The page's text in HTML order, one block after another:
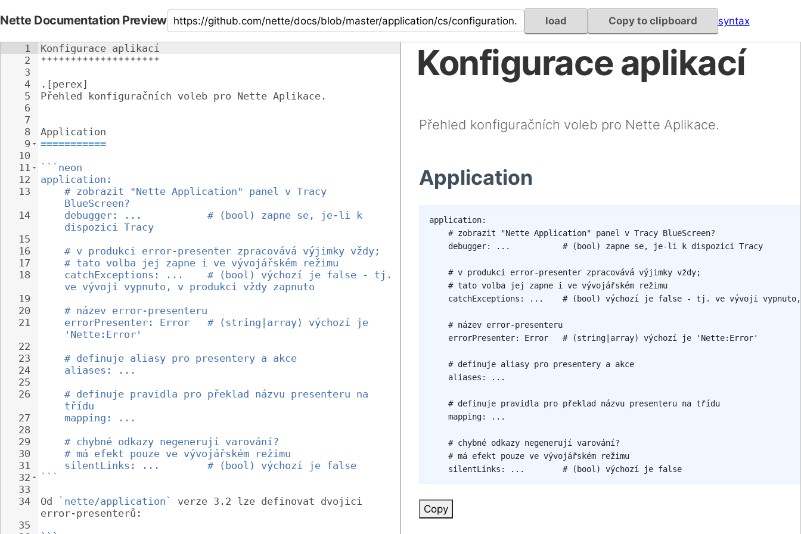
Nette Documentation Preview load Copy to clipboard syntax
1
2
3
4
5
6
7
8
9
10
11
12
13
14
15
16
17
18
19
20
21
22
23
24
25
26
27
28
29
30
31
32
33
34
35
Konfigurace aplikací
********************
.[perex]
Přehled konfiguračních voleb pro Nette Aplikace.
Application
===========
```neon
application:
# zobrazit "Nette Application" panel v Tracy
BlueScreen?
debugger: ...           # (bool) zapne se, je-li k
dispozici Tracy
# v produkci error-presenter zpracovává výjimky vždy;
# tato volba jej zapne i ve vývojářském režimu
catchExceptions: ...    # (bool) výchozí je false - tj.
ve vývoji vypnuto, v produkci vždy zapnuto
# název error-presenteru
errorPresenter: Error   # (string|array) výchozí je
'Nette:Error'
# definuje aliasy pro presentery a akce
aliases: ...
# definuje pravidla pro překlad názvu presenteru na
třídu
mapping: ...
# chybné odkazy negenerují varování?
# má efekt pouze ve vývojářském režimu
silentLinks: ...        # (bool) výchozí je false
```
Od
`nette/application`
verze 3.2 lze definovat dvojici
error-presenterů:
Konfigurace aplikací
Přehled konfiguračních voleb pro Nette Aplikace.
Application
application:
# zobrazit "Nette Application" panel v Tracy BlueScreen?
debugger: ... # (bool) zapne se, je-li k dispozici Tracy
# v produkci error-presenter zpracovává výjimky vždy;
# tato volba jej zapne i ve vývojářském režimu
catchExceptions : ... # (bool) výchozí je false - tj. ve vývoji vypnuto,
# název error-presenteru
errorPresenter: Error # (string|array) výchozí je 'Nette:Error'
# definuje aliasy pro presentery a akce
aliases : ...
# definuje pravidla pro překlad názvu presenteru na třídu
mapping: ...
# chybné odkazy negenerují varování?
# má efekt pouze ve vývojářském režimu
silentLinks : ... # (bool) výchozí je false
Copy